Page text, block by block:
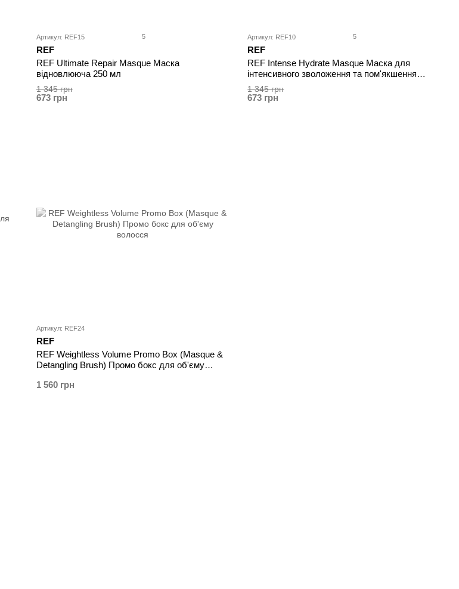
Артикул: REF15 5
REF
REF Ultimate Repair Masque Маска
відновлююча 250 мл
1 345 грн
673 грн
Артикул: REF10 5
REF
REF Intense Hydrate Masque Маска для
інтенсивного зволоження та пом'якшення
волосся 250 мл
1 345 грн
673 грн
Артикул: REF24
REF
REF Weightless Volume Promo Box (Masque &
Detangling Brush) Промо бокс для об'єму
1 560 грн